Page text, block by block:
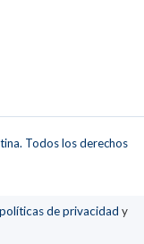
Todos los derechos
políticas de privacidad y